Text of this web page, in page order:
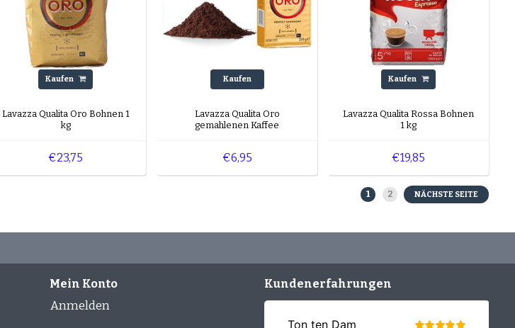
Kaufen
Lavazza Qualita Oro Bohnen 1
kg
€23,75
Kaufen
Lavazza Qualita Oro
gemahlenen Kaffee
€6,95
Kaufen
Lavazza Qualita Rossa Bohnen
1 kg
€19,85
1 2 NÄCHSTE SEITE
Mein Konto
Anmelden
Kundenerfahrungen